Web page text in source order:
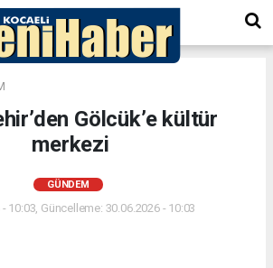
Gölcük’e kültür
merkezi
GÜNDEM
10:03, Güncelleme: 30.06.2026 - 10:03